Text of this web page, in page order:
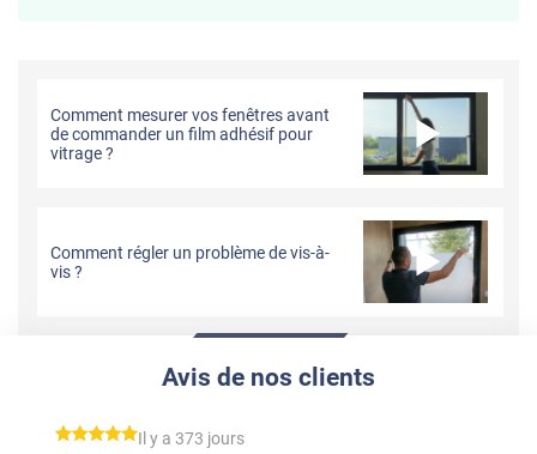
Comment mesurer vos fenêtres avant
de commander un film adhésif pour
vitrage ?
Comment régler un problème de vis-à-
vis ?
Avis de nos clients
*****
Il y a 373 jours